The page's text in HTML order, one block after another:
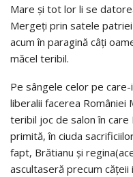
Mare și tot lor li se
Mergeți prin satele
acum în paragină câți
măcel teribil.
Pe sângele celor pe
liberalii facerea României
teribil joc de salon în care
primită, în ciuda
fapt, Brătianu și
ascultaseră precum cățeii